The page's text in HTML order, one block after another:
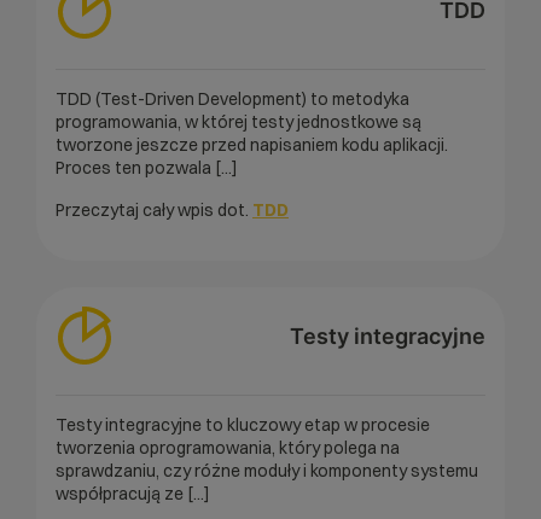
TDD
TDD (Test-Driven Development) to metodyka
programowania, w której testy jednostkowe są
tworzone jeszcze przed napisaniem kodu aplikacji.
Proces ten pozwala [...]
Przeczytaj cały wpis dot. TDD
Testy integracyjne
Testy integracyjne to kluczowy etap w procesie
tworzenia oprogramowania, który polega na
sprawdzaniu, czy różne moduły i komponenty systemu
współpracują ze [...]